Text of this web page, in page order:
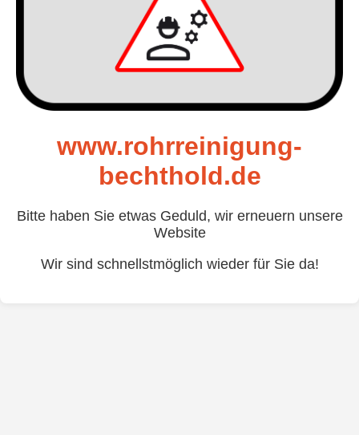
www.rohrreinigung-
bechthold.de
Bitte haben Sie etwas Geduld, wir erneuern unsere
Website
Wir sind schnellstmöglich wieder für Sie da!